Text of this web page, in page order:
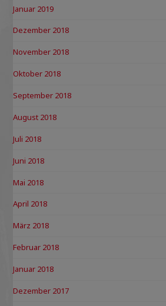
Januar 2019
Dezember 2018
November 2018
Oktober 2018
September 2018
August 2018
Juli 2018
Juni 2018
Mai 2018
April 2018
März 2018
Februar 2018
Januar 2018
Dezember 2017